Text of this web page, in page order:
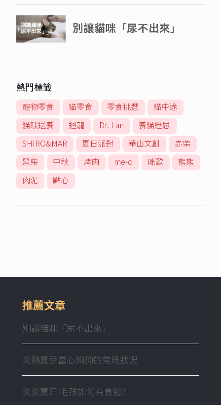
熱門標籤
寵物零食 貓零食 零食挑選
貓中途
貓咪送養
迴龍 Dr. Lan
養貓迷思
SHIRO&MAR
夏日派對 華山文創
赤柴
黑柴
中秋 烤肉 me-o 咪歐
熊熊
肉泥
點心
推薦文章
別讓貓咪「尿不出來」
炎熱夏季當心狗狗的常見狀況
炎炎夏日 毛孩如何有食慾?